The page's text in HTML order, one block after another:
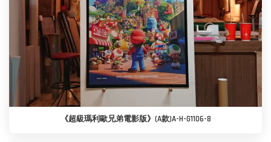
《超級瑪利歐兄弟電影版》(A款)A-H-G1106-8